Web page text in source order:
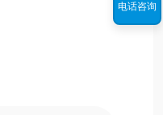
电话咨询